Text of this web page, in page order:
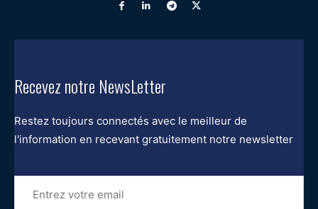
Recevez notre NewsLetter
Restez toujours connectés avec le meilleur de
l'information en recevant gratuitement notre newsletter
Entrez
votre
email